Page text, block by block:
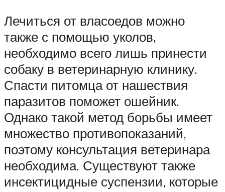
Лечиться от власоедов можно
также с помощью уколов,
необходимо всего лишь принести
собаку в ветеринарную клинику.
Спасти питомца от нашествия
паразитов поможет ошейник.
Однако такой метод борьбы имеет
множество противопоказаний,
поэтому консультация ветеринара
необходима. Существуют также
инсектицидные суспензии, которые